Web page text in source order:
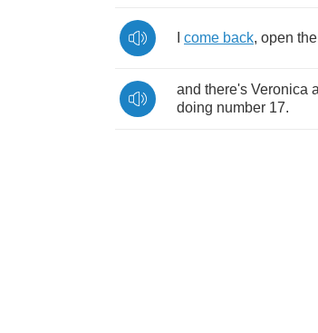
come back, open the
and there's Veronica
doing number 17.